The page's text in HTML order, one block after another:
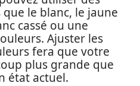
le blanc, le jaune
cassé ou une
Ajuster les
fera que votre
plus grande que
état actuel.